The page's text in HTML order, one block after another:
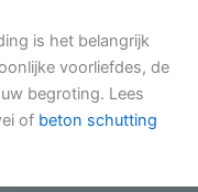
is het belangrijk
voorliefdes, de
begroting. Lees
of beton schutting